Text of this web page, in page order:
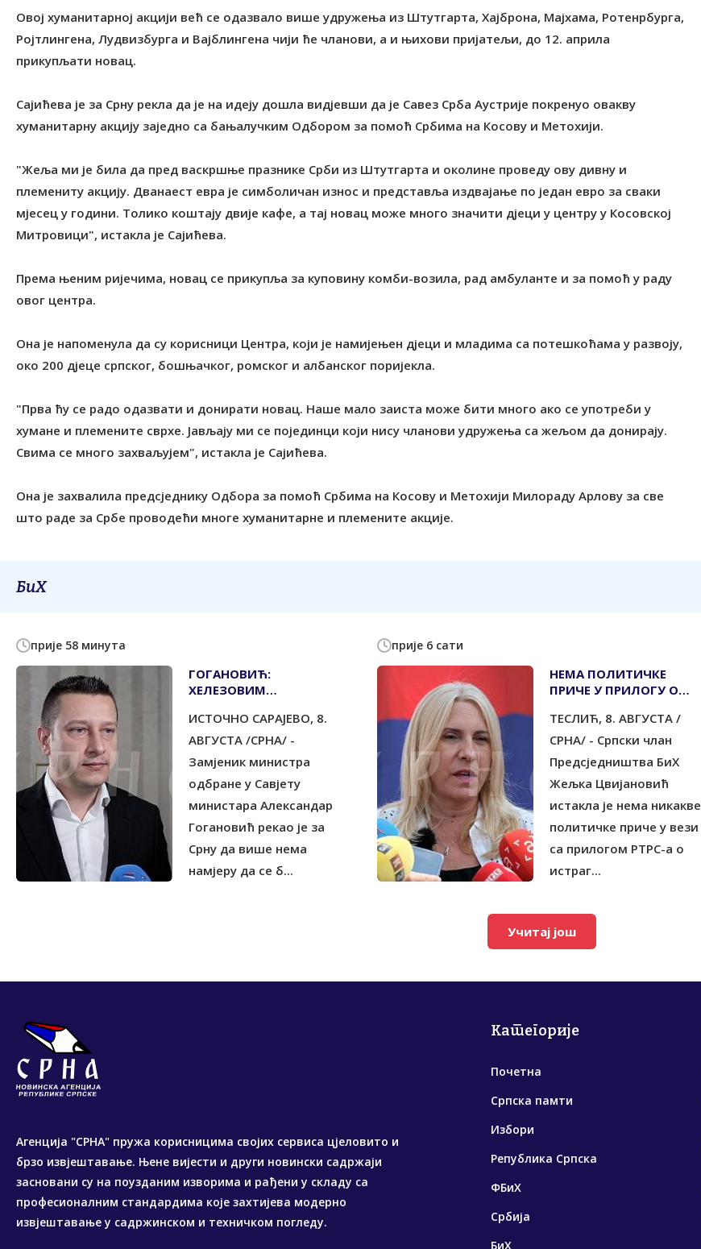
Овој хуманитарној акцији већ се одазвало више удружења из Штутгарта, Хајброна, Мајхама, Ротенрбурга,
Ројтлингена, Лудвизбурга и Вајблингена чији ће чланови, а и њихови пријатељи, до 12. априла
прикупљати новац.
Сајићева је за Срну рекла да је на идеју дошла видјевши да је Савез Срба Аустрије покренуо овакву
хуманитарну акцију заједно са бањалучким Одбором за помоћ Србима на Косову и Метохији.
"Жеља ми је била да пред васкршње празнике Срби из Штутгарта и околине проведу ову дивну и
племениту акцију. Дванаест евра је симболичан износ и представља издвајање по један евро за сваки
мјесец у години. Толико коштају двије кафе, а тај новац може много значити дјеци у центру у Косовској
Митровици", истакла је Сајићева.
Према њеним ријечима, новац се прикупља за куповину комби-возила, рад амбуланте и за помоћ у раду
овог центра.
Она је напоменула да су корисници Центра, који је намијењен дјеци и младима са потешкоћама у развоју,
око 200 дјеце српског, бошњачког, ромског и албанског поријекла.
"Прва ћу се радо одазвати и донирати новац. Наше мало заиста може бити много ако се употреби у
хумане и племените сврхе. Јављају ми се појединци који нису чланови удружења са жељом да донирају.
Свима се много захваљујем", истакла је Сајићева.
Она је захвалила предсједнику Одбора за помоћ Србима на Косову и Метохији Милораду Арлову за све
што раде за Србе проводећи многе хуманитарне и племените акције.
БиХ
прије 58 минута
ГОГАНОВИЋ:
ХЕЛЕЗОВИМ
ИЗЈАВАМА ВИШЕ НЕЋУ
ДАВАТИ НА ЗНАЧАЈУ
ИСТОЧНО САРАЈЕВО, 8.
АВГУСТА /СРНА/ -
Замјеник министра
одбране у Савјету
министара Александар
Гогановић рекао је за
Срну да више нема
намјеру да се б...
прије 6 сати
НЕМА ПОЛИТИЧКЕ
ПРИЧЕ У ПРИЛОГУ О
ЦЕНТРУ СРЕБРЕНИЦА
ТЕСЛИЋ, 8. АВГУСТА /
СРНА/ - Српски члан
Предсједништва БиХ
Жељка Цвијановић
истакла је нема никакве
политичке приче у вези
са прилогом РТРС-а о
истраг...
Учитај још
Агенција "СРНА" пружа корисницима својих сервиса цјеловито и
брзо извјештавање. Њене вијести и други новински садржаји
засновани су на поузданим изворима и рађени у складу са
професионалним стандардима које захтијева модерно
извјештавање у садржинском и техничком погледу.
Категорије
Почетна
Српска памти
Избори
Република Српска
ФБиХ
Србија
БиХ